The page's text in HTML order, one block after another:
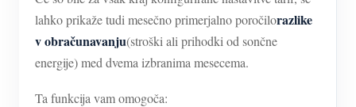
lahko prikaže tudi mesečno primerjalno poročilorazlike
v obračunavanju(stroški ali prihodki od sončne
energije) med dvema izbranima mesecema.
Ta funkcija vam omogoča: